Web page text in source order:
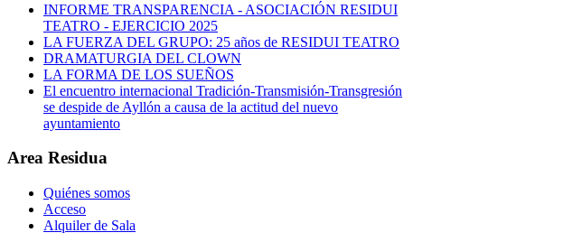
INFORME TRANSPARENCIA - ASOCIACIÓN RESIDUI
TEATRO - EJERCICIO 2025
LA FUERZA DEL GRUPO: 25 años de RESIDUI TEATRO
DRAMATURGIA DEL CLOWN
LA FORMA DE LOS SUEÑOS
El encuentro internacional Tradición-Transmisión-Transgresión
se despide de Ayllón a causa de la actitud del nuevo
ayuntamiento
Area Residua
Quiénes somos
Acceso
Alquiler de Sala